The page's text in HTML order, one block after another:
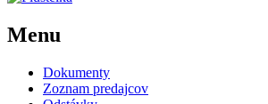
Menu
Dokumenty
Zoznam predajcov